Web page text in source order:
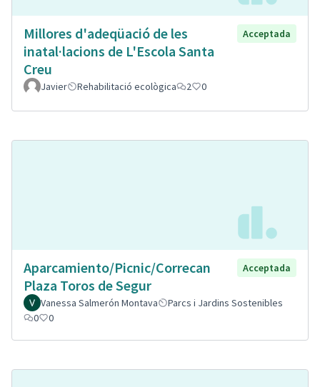
Millores d'adeqüació de les
inatal·lacions de L'Escola Santa
Creu
Acceptada
Javier Rehabilitació ecològica 2 0
Aparcamiento/Picnic/Correcan
Plaza Toros de Segur
Acceptada
Vanessa Salmerón Montava
Parcs i Jardins Sostenibles
0
0